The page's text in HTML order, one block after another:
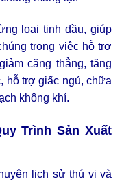
loại tinh dầu, giúp
trong việc hỗ trợ
căng thẳng, tăng
hỗ trợ giấc ngủ, chữa
không khí.
Trình Sản Xuất
lịch sử thú vị và